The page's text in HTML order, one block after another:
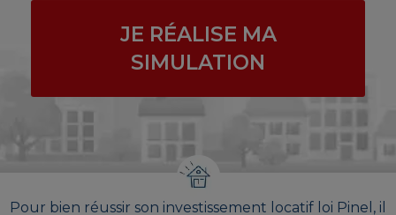
JE RÉALISE MA
SIMULATION
Pour bien réussir son investissement locatif loi Pinel, il